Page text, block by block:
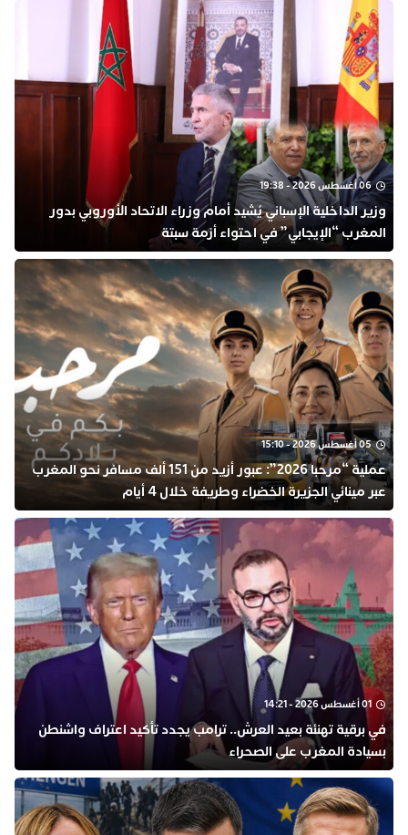
06 أغسطس 2026 - 19:38
وزير الداخلية الإسباني يُشيد أمام وزراء الاتحاد الأوروبي بدور
المغرب “الإيجابي” في احتواء أزمة سبتة
05 أغسطس 2026 - 15:10
عملية “مرحبا 2026”: عبور أزيد من 151 ألف مسافر نحو المغرب
عبر مينائي الجزيرة الخضراء وطريفة خلال 4 أيام
01 أغسطس 2026 - 14:21
في برقية تهنئة بعيد العرش.. ترامب يجدد تأكيد اعتراف واشنطن
بسيادة المغرب على الصحراء